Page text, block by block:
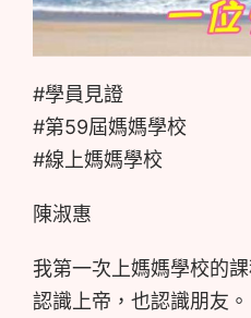
#學員見證
#第59屆媽媽學校
#線上媽媽學校
陳淑惠
我第一次上媽媽學校的
認識上帝，也認識朋友。